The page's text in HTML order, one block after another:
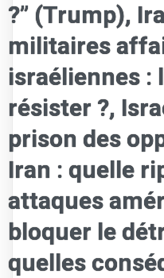
?” (Trump),
militaires
israéliennes :
résister ?,
prison des
Iran : quelle
attaques
bloquer le
quelles